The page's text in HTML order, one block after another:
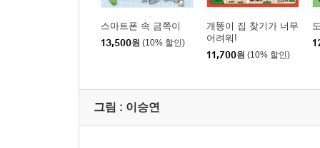
스마트폰 속 금쪽이
13,500원 (10% 할인)
개똥이 집 찾기가 너무
어려워!
11,700원 (10% 할인)
그림 : 이승연